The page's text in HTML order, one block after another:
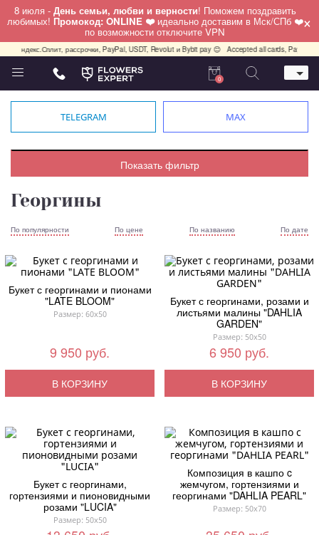
8 июля - День семьи, любви и верности! Поможем поздравить
любимых! Промокод: ONLINE ❤️ идеально доставим в Мск/СПб ❤️
по возможности отключите VPN ×
рассрочки, PayPal, USDT, Revolut и Bybit pay 😊 Accepted all cards, PayPal,
Телефон
+7 (495) 982-55-05
Москва, Бауманская 20 стр 7
работаем круглосуточно
0
TELEGRAM MAX
Показать фильтр
Георгины
По популярности По цене По названию По дате
Букет с георгинами и пионами
"LATE BLOOM"
Размер: 60x50
9 950 руб.
В КОРЗИНУ
Букет с георгинами, розами и
листьями малины "DAHLIA
GARDEN"
Размер: 50x50
6 950 руб.
В КОРЗИНУ
Букет с георгинами,
гортензиями и пионовидными
розами "LUCIA"
Размер: 50x50
Композиция в кашпо c
жемчугом, гортензиями и
георгинами "DAHLIA PEARL"
Размер: 50x70